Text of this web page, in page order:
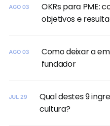
AGO 03
OKRs para PME:
objetivos e
AGO 03
Como deixar a
fundador
JUL 29
Qual destes 9
cultura?